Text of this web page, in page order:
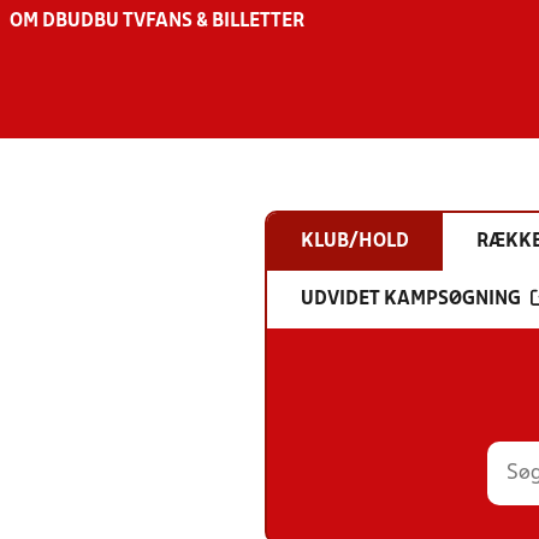
OM DBU DBU TV FANS & BILLETTER
KLUB/HOLD
UDVIDET KAMPSØGNING